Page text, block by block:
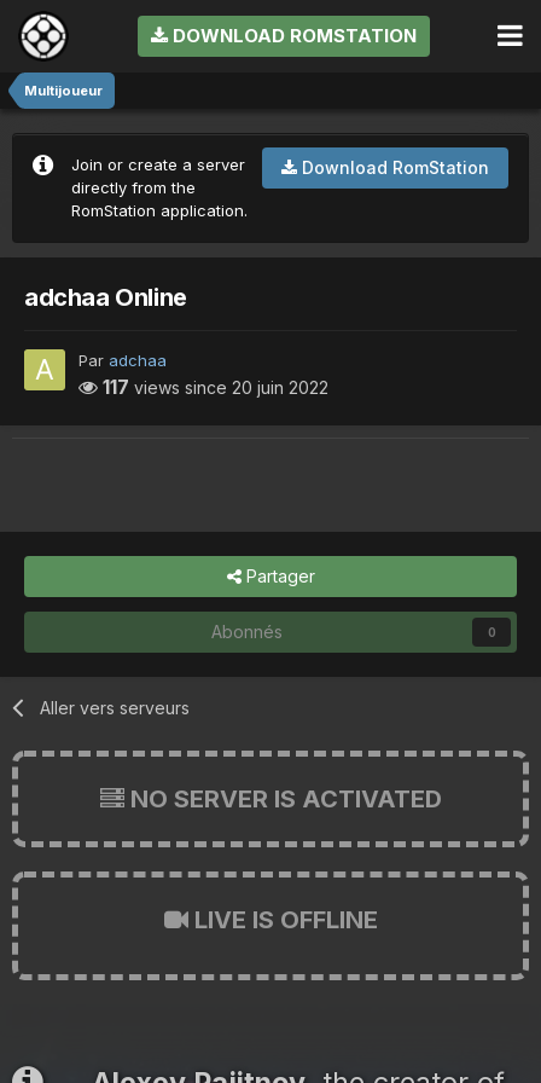
DOWNLOAD ROMSTATION
Multijoueur
Download RomStation
Join or create a server
directly from the
RomStation application.
adchaa Online
Par adchaa
117 views since 20 juin 2022
Partager
Abonnés 0
Aller vers serveurs
NO SERVER IS ACTIVATED
LIVE IS OFFLINE